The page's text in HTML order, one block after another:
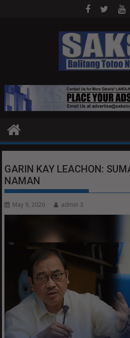
GARIN KAY LEACHON:
NAMAN
May 9, 2026 admin 3